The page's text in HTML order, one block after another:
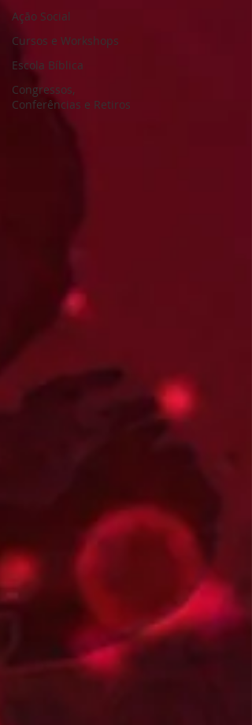
Ação Social
Cursos e Workshops
Escola Bíblica
Congressos,
Conferências e Retiros